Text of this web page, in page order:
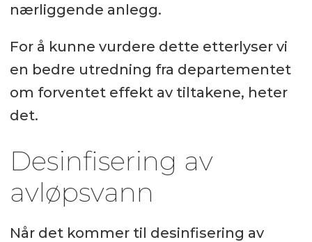
nærliggende anlegg.
For å kunne vurdere dette etterlyser vi
en bedre utredning fra departementet
om forventet effekt av tiltakene, heter
det.
Desinfisering av
avløpsvann
Når det kommer til desinfisering av